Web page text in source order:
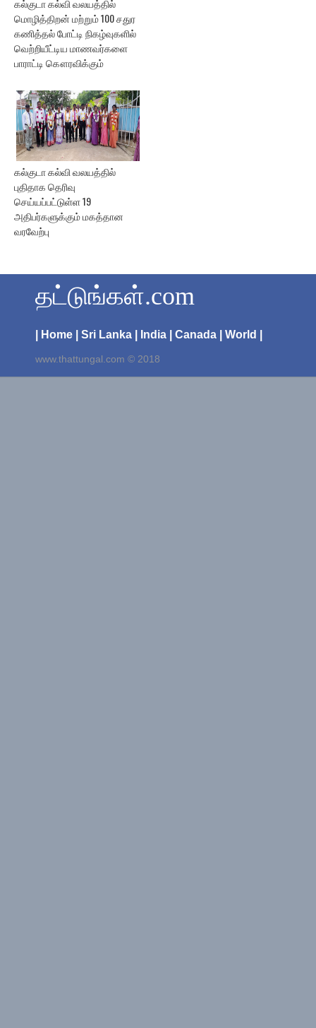
கல்குடா கல்வி வலயத்தில்
மொழித்திறன் மற்றும் 100 சதுர
கணித்தல் போட்டி நிகழ்வுகளில்
வெற்றியீட்டிய மாணவர்களை
பாராட்டி கௌரவிக்கும்
கல்குடா கல்வி வலயத்தில்
புதிதாக தெரிவு
செய்யப்பட்டுள்ள 19
அதிபர்களுக்கும் மகத்தான
வரவேற்பு
தட்டுங்கள்.com
| Home | Sri Lanka | India | Canada | World |
www.thattungal.com © 2018